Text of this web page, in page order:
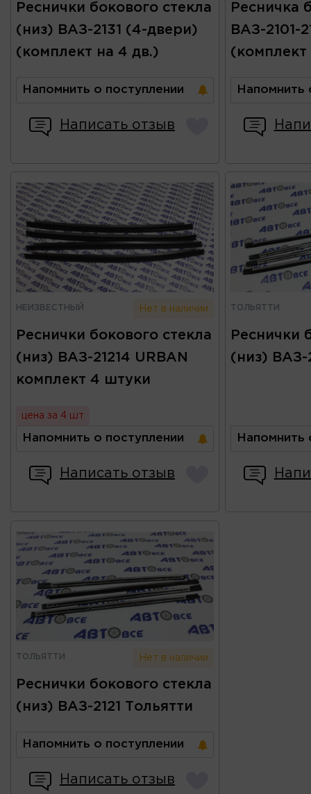
Реснички бокового стекла
(низ) ВАЗ-2131 (4-двери)
(комплект на 4 дв.)
Напомнить о поступлении
Написать отзыв
Ресничка
ВАЗ-2101-
Напомнить
НЕИЗВЕСТНЫЙ Нет в наличии
Реснички бокового стекла
(низ) ВАЗ-21214 URBAN
комплект 4 штуки
цена за 4 шт
Напомнить о поступлении
Написать отзыв
ТОЛЬЯТТИ
Реснички
(низ) ВАЗ-
Напомнить
ТОЛЬЯТТИ Нет в наличии
Реснички бокового стекла
(низ) ВАЗ-2121 Тольятти
Напомнить о поступлении
Написать отзыв